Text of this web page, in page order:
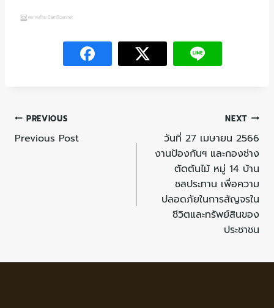
PREVIOUS
Previous Post
NEXT
วันที่ 27 เมษายน 2566
งานป้องกันฯ และกองช่าง
ตัดต้นไม้ หมู่ 14 บ้าน
ชลประทาน เพื่อความ
ปลอดภัยในการสัญจรใน
ชีวิตและทรัพย์สินของ
ประชาชน